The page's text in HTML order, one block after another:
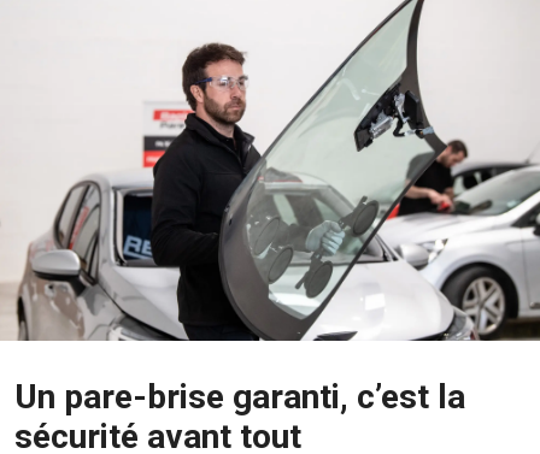
Un pare-brise garanti, c’est la
sécurité avant tout